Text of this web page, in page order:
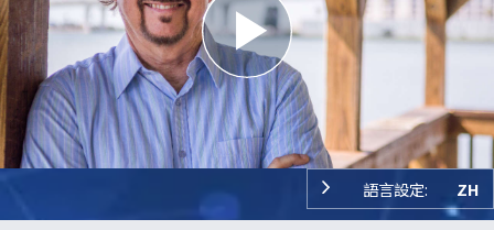
Play
Video
語言設定: ZH